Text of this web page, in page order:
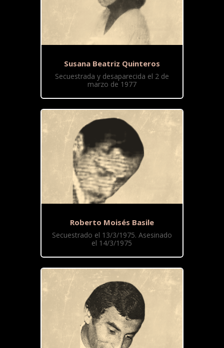
Susana Beatriz Quinteros
Secuestrada y desaparecida el 2 de
marzo de 1977
Roberto Moisés Basile
Secuestrado el 13/3/1975. Asesinado
el 14/3/1975